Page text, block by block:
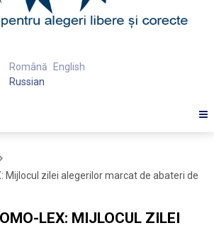
Română
English
Russian
Mijlocul zilei alegerilor marcat de abateri de
LEX: MIJLOCUL ZILEI